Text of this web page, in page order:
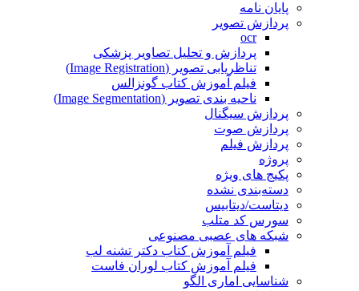
پایان نامه
پردازش تصویر
ocr
پردازش و تحلیل تصاویر پزشکی
تناظریابی تصویر (Image Registration)
فیلم آموزش کتاب گونزالس
ناحیه بندی تصویر (Image Segmentation)
پردازش سیگنال
پردازش صوت
پردازش فیلم
پروژه
پکیج های ویژه
دسته‌بندی نشده
دیتاست/دیتابیس
سورس کد متلب
شبکه های عصبی مصنوعی
فیلم آموزش کتاب دکتر تشنه لب
فیلم آموزش کتاب لوران فاست
شناسایی اماری الگو